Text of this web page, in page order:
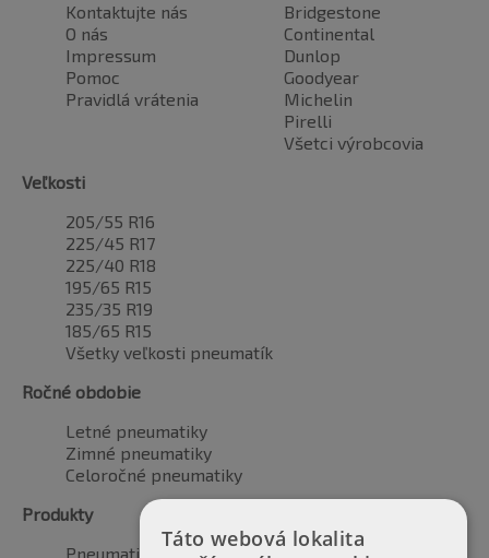
Kontaktujte nás
O nás
Impressum
Pomoc
Pravidlá vrátenia
Bridgestone
Continental
Dunlop
Goodyear
Michelin
Pirelli
Všetci výrobcovia
Veľkosti
205/55 R16
225/45 R17
225/40 R18
195/65 R15
235/35 R19
185/65 R15
Všetky veľkosti pneumatík
Ročné obdobie
Letné pneumatiky
Zimné pneumatiky
Celoročné pneumatiky
Produkty
Pneumatiky pre automobily
Táto webová lokalita